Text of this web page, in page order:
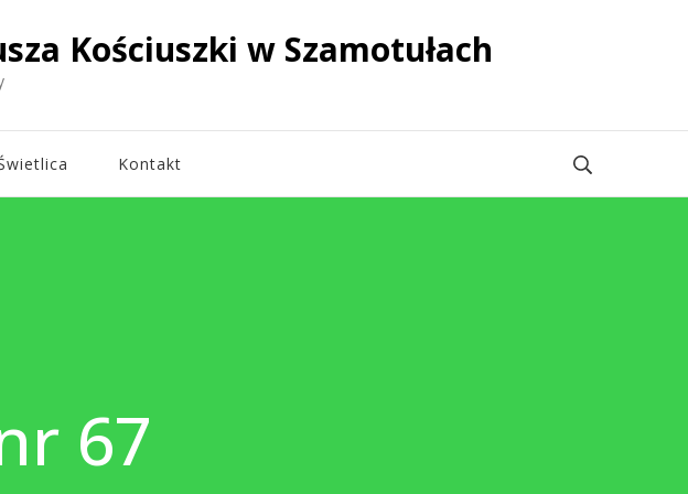
Kościuszki w Szamotułach
Kontakt
67